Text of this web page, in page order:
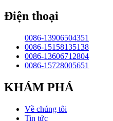
Điện thoại
0086-13906504351
0086-15158135138
0086-13606712804
0086-15728005651
KHÁM PHÁ
Về chúng tôi
Tin tức